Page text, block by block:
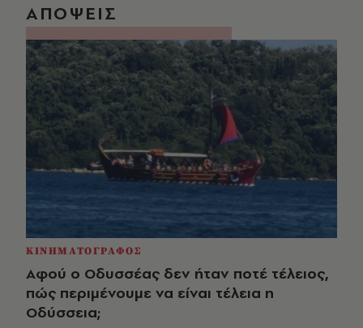
ΑΠΟΨΕΙΣ
ΚΙΝΗΜΑΤΟΓΡΑΦΟΣ
Αφού ο Οδυσσέας δεν ήταν ποτέ τέλειος,
πώς περιμένουμε να είναι τέλεια η
Οδύσσεια;